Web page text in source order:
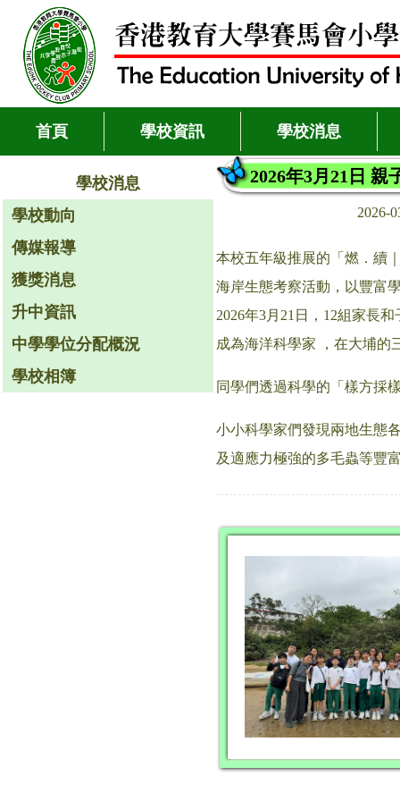
首頁 學校資訊 學校消息
學校消息
學校動向
傳媒報導
獲獎消息
升中資訊
中學學位分配概況
學校相簿
2026年3月21日 親
2026-
本校五年級推展的「燃．續
海岸生態考察活動，以豐富
2026年3月21日，12組家長
成為海洋科學家 ，在大埔的
同學們透過科學的「樣方採
小小科學家們發現兩地生態
及適應力極強的多毛蟲等豐